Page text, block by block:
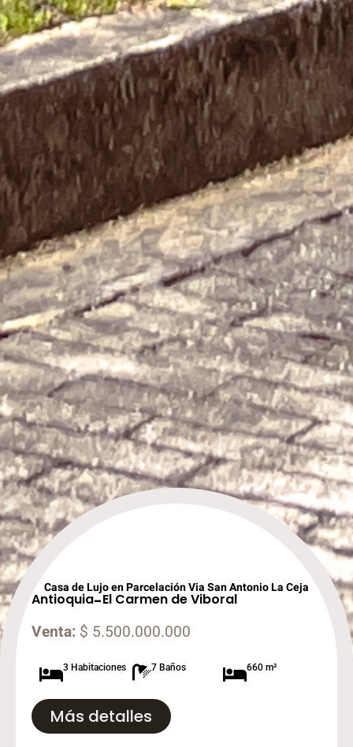
Casa de Lujo en Parcelación Via San Antonio La Ceja
Antioquia-El Carmen de Viboral
Venta: $ 5.500.000.000
3 Habitaciones 7 Baños 660 m²
Más detalles